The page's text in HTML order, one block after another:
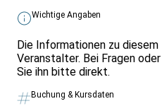
Wichtige Angaben
Die Informationen zu
Veranstalter. Bei Fragen
Sie ihn bitte direkt.
Buchung & Kursdaten